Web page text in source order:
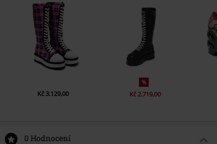
Kč 3.129,00
%
Kč 2.719,00
0 Hodnocení